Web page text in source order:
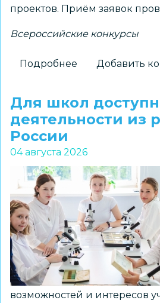
проектов. Приём заявок
Всероссийские конкурсы
Подробнее
7
классов
их
наставников
приглашают
к
участию
в
региональном
конкурсе
«ПРО
Большие
Добавить
Для школ
деятельности из
России
04 августа 2026
возможностей и интересов